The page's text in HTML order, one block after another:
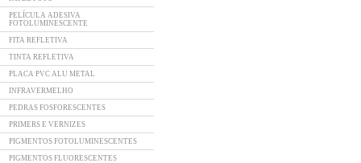
PELÍCULA ADESIVA
FOTOLUMINESCENTE
FITA REFLETIVA
TINTA REFLETIVA
PLACA PVC ALU METAL
INFRAVERMELHO
PEDRAS FOSFORESCENTES
PRIMERS E VERNIZES
PIGMENTOS FOTOLUMINESCENTES
PIGMENTOS FLUORESCENTES